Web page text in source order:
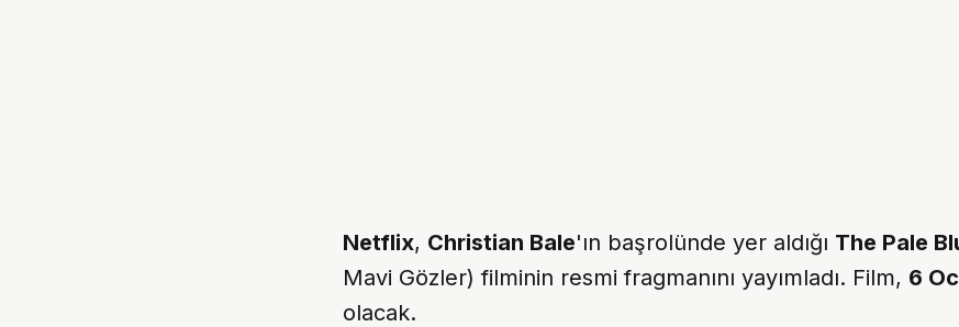
Netflix, Christian Bale'ın başrolünde yer aldığı The Pale
Mavi Gözler) filminin resmi fragmanını yayımladı. Film, 6
olacak.